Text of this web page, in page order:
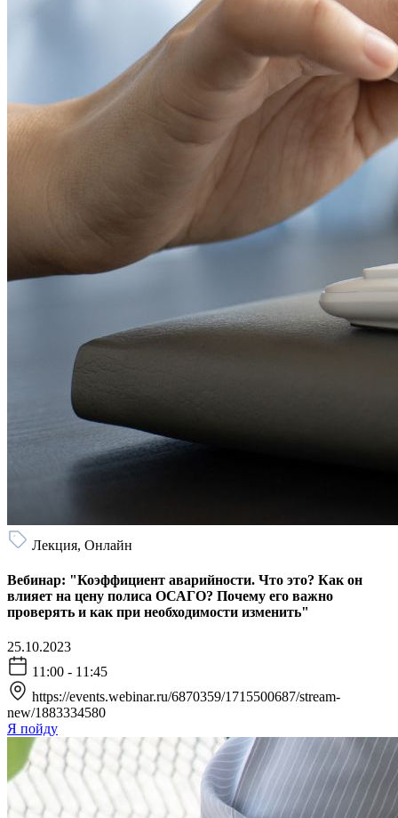
Лекция, Онлайн
Вебинар: "Коэффициент аварийности. Что это? Как он
влияет на цену полиса ОСАГО? Почему его важно
проверять и как при необходимости изменить"
25.10.2023
11:00 - 11:45
https://events.webinar.ru/6870359/1715500687/stream-
new/1883334580
Я пойду